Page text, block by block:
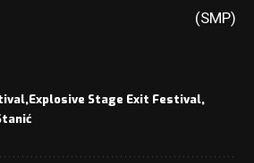
(SMP)
Explosive Stage Exit Festival